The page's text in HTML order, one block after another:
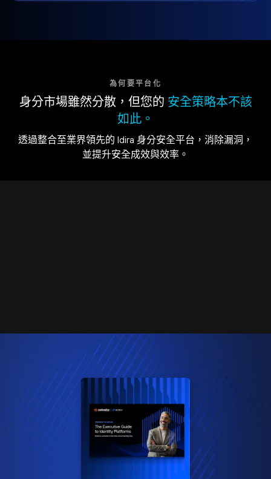
為何要平台化
身分市場雖然分散，但您的 安全策略本不該
如此。
透過整合至業界領先的 Idira 身分安全平台，消除漏洞，
並提升安全成效與效率。